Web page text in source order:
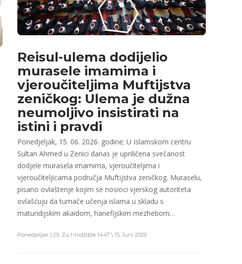
Reisul-ulema dodijelio
murasele imamima i
vjeroučiteljima Muftijstva
zeničkog: Ulema je dužna
neumoljivo insistirati na
istini i pravdi
Ponedjeljak, 15. 06. 2026. godine; U Islamskom centru
Sultan Ahmed u Zenici danas je upriličena svečanost
dodjele murasela imamima, vjeroučiteljima i
vjeroučiteljicama područja Muftijstva zeničkog. Muraselu,
pisano ovlaštenje kojim se nosioci vjerskog autoriteta
ovlašćuju da tumače učenja islama u skladu s
maturidijskim akaidom, hanefijskim mezhebom…
Ponedjeljak | 29. Zu-l-hidždže 1447 \ 15. Juni 2026